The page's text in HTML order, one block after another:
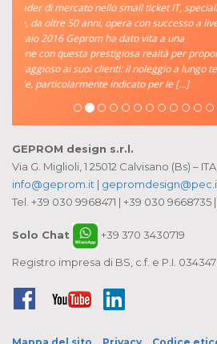
Geprom ha avuto l’onore di essere scelta
Events, con la quale collaboriamo da anni,
segnaletica fisica e digitale di un evento
World Cup 2022 nel Qatar. La decisione
dettata dalla nostra consolidata
produzione di soluzioni […]
GEPROM design s.r.l.
Via G. Miglioli, 1 25012 Calvisano (Bs) –
info@geprom.it |
Tel. +39 030 9968471 | +39 030 9668735
Solo Chat +39 370 3430719
Registro impresa di BS, c.f. e P.I.
FacebookYouTube LinkedIn